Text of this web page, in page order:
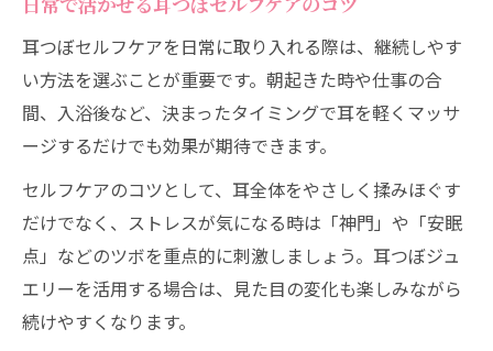
耳つぼセルフケアを日常に取り入れる際は、継続しやす
い方法を選ぶことが重要です。朝起きた時や仕事の合
間、入浴後など、決まったタイミングで耳を軽くマッサ
ージするだけでも効果が期待できます。
セルフケアのコツとして、耳全体をやさしく揉みほぐす
だけでなく、ストレスが気になる時は「神門」や「安眠
点」などのツボを重点的に刺激しましょう。耳つぼジュ
エリーを活用する場合は、見た目の変化も楽しみながら
続けやすくなります。